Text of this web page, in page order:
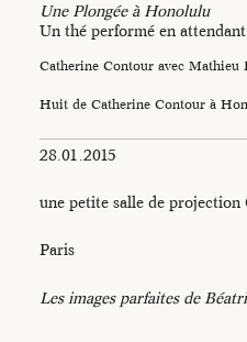
Une Plongée à Honolulu
Un thé performé en
Catherine Contour avec
Huit de Catherine Contour à
28.01.2015
une petite salle de projection
Paris
Les images parfaites de